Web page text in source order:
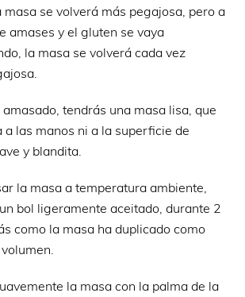
masa se volverá más pegajosa, pero a
amases y el gluten se vaya
la masa se volverá cada vez
tendrás una masa lisa, que
a las manos ni a la superficie de
y blandita.
la masa a temperatura ambiente,
bol ligeramente aceitado, durante 2
como la masa ha duplicado como
la masa con la palma de la